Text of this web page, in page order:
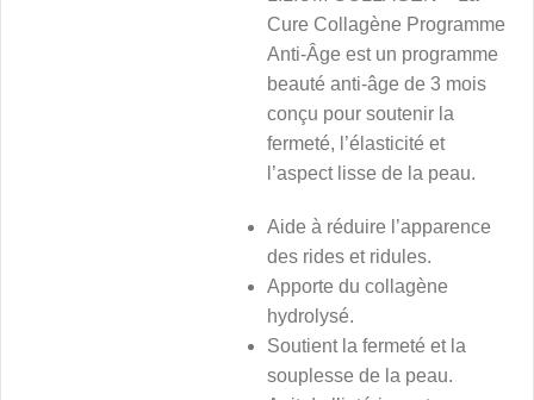
Cure Collagène Programme
Anti-Âge est un programme
beauté anti-âge de 3 mois
conçu pour soutenir la
fermeté, l’élasticité et
l’aspect lisse de la peau.
Aide à réduire l’apparence
des rides et ridules.
Apporte du collagène
hydrolysé.
Soutient la fermeté et la
souplesse de la peau.